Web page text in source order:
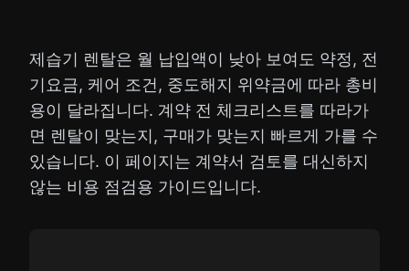
제습기 렌탈은 월 납입액이 낮아 보여도 약정, 전
기요금, 케어 조건, 중도해지 위약금에 따라 총비
용이 달라집니다. 계약 전 체크리스트를 따라가
면 렌탈이 맞는지, 구매가 맞는지 빠르게 가를 수
있습니다. 이 페이지는 계약서 검토를 대신하지
않는 비용 점검용 가이드입니다.